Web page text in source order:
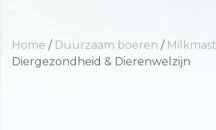
Home / Duurzaam boeren /
Diergezondheid & Dierenwelzijn